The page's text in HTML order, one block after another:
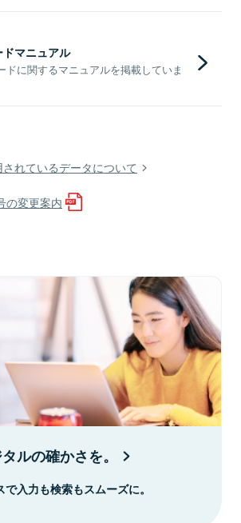
マニュアル
ドに関するマニュアルを掲載していま
れているデータについて
の変更案内
ルの確かさを。
入力も検索もスムーズに。